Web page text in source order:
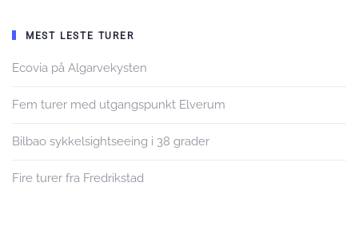
MEST LESTE TURER
Ecovia på Algarvekysten
Fem turer med utgangspunkt Elverum
Bilbao sykkelsightseeing i 38 grader
Fire turer fra Fredrikstad